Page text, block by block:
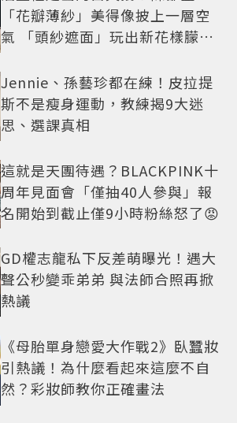
「花瓣薄紗」美得像披上一層空
氣 「頭紗遮面」玩出新花樣朦朧
Jennie、孫藝珍都在練！皮拉提
斯不是瘦身運動，教練揭9大迷
思、選課真相
這就是天團待遇？BLACKPINK十
周年見面會「僅抽40人參與」報
名開始到截止僅9小時粉絲怒了😡
GD權志龍私下反差萌曝光！遇大
聲公秒變乖弟弟 與法師合照再掀
熱議
《母胎單身戀愛大作戰2》臥蠶妝
引熱議！為什麼看起來這麼不自
然？彩妝師教你正確畫法